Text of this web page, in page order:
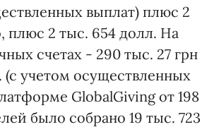
выплат) плюс 2
плюс 2 тыс. 654 долл. На
счетах - 290 тыс. 27 грн
(с учетом осуществленных
GlobalGiving от 198
было собрано 19 тыс. 723